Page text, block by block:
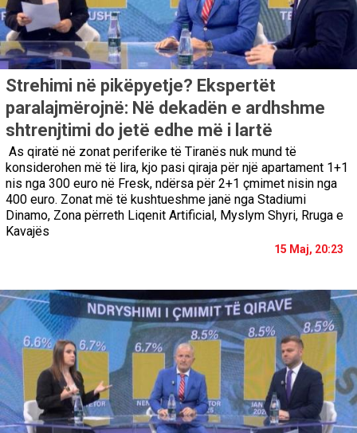
Strehimi në pikëpyetje? Ekspertët
paralajmërojnë: Në dekadën e ardhshme
shtrenjtimi do jetë edhe më i lartë
As qiratë në zonat periferike të Tiranës nuk mund të
konsiderohen më të lira, kjo pasi qiraja për një apartament 1+1
nis nga 300 euro në Fresk, ndërsa për 2+1 çmimet nisin nga
400 euro. Zonat më të kushtueshme janë nga Stadiumi
Dinamo, Zona përreth Liqenit Artificial, Myslym Shyri, Rruga e
Kavajës
15 Maj, 20:23